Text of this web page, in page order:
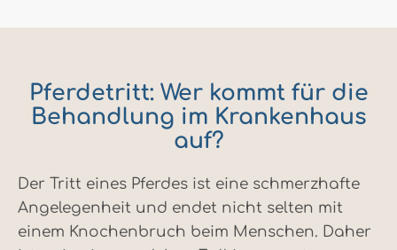
Pferdetritt: Wer kommt für die
Behandlung im Krankenhaus
auf?
Der Tritt eines Pferdes ist eine schmerzhafte
Angelegenheit und endet nicht selten mit
einem Knochenbruch beim Menschen. Daher